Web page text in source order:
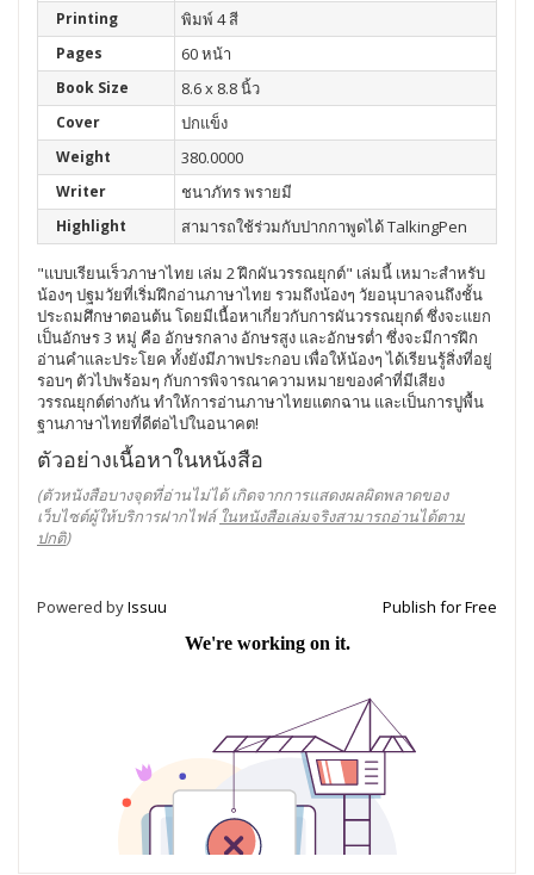
Printing พิมพ์ 4 สี
Pages 60 หน้า
Book Size 8.6 x 8.8 นิ้ว
Cover ปกแข็ง
Weight 380.0000
Writer ชนาภัทร พรายมี
Highlight สามารถใช้ร่วมกับปากกาพูดได้ TalkingPen
"แบบเรียนเร็วภาษาไทย เล่ม 2 ฝึกผันวรรณยุกต์" เล่มนี้ เหมาะสำหรับ
น้องๆ ปฐมวัยที่เริ่มฝึกอ่านภาษาไทย รวมถึงน้องๆ วัยอนุบาลจนถึงชั้น
ประถมศึกษาตอนต้น โดยมีเนื้อหาเกี่ยวกับการผันวรรณยุกต์ ซึ่งจะแยก
เป็นอักษร 3 หมู่ คือ อักษรกลาง อักษรสูง และอักษรต่ำ ซึ่งจะมีการฝึก
อ่านคำและประโยค ทั้งยังมีภาพประกอบ เพื่อให้น้องๆ ได้เรียนรู้สิ่งที่อยู่
รอบๆ ตัวไปพร้อมๆ กับการพิจารณาความหมายของคำที่มีเสียง
วรรณยุกต์ต่างกัน ทำให้การอ่านภาษาไทยแตกฉาน และเป็นการปูพื้น
ฐานภาษาไทยที่ดีต่อไปในอนาคต!
ตัวอย่างเนื้อหาในหนังสือ
(ตัวหนังสือบางจุดที่อ่านไม่ได้ เกิดจากการแสดงผลผิดพลาดของ
เว็บไซต์ผู้ให้บริการฝากไฟล์ ในหนังสือเล่มจริงสามารถอ่านได้ตาม
ปกติ)
Powered byIssuu Publish for Free